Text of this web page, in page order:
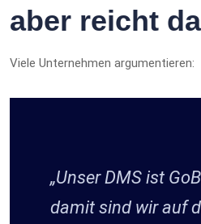
aber reicht
Viele Unternehmen argumentieren:
„Unser DMS ist
damit sind wir auf